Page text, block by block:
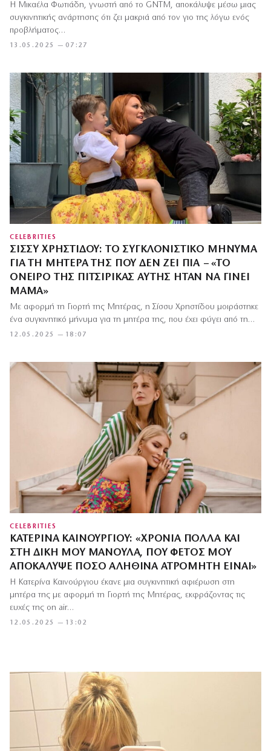
13.05.2025 — 07:27
Η Μικαέλα Φωτιάδη, γνωστή από το GNTM, αποκάλυψε μέσω μιας
συγκινητικής ανάρτησης ότι ζει μακριά από τον γιο της λόγω ενός
προβλήματος…
CELEBRITIES
ΣΊΣΣΥ ΧΡΗΣΤΊΔΟΥ: ΤΟ ΣΥΓΚΛΟΝΙΣΤΙΚΌ ΜΉΝΥΜΑ
ΓΙΑ ΤΗ ΜΗΤΈΡΑ ΤΗΣ ΠΟΥ ΔΕΝ ΖΕΙ ΠΙΑ – «ΤΟ
ΌΝΕΙΡΟ ΤΗΣ ΠΙΤΣΙΡΊΚΑΣ ΑΥΤΉΣ ΉΤΑΝ ΝΑ ΓΊΝΕΙ
ΜΑΜΆ»
12.05.2025 — 18:07
Με αφορμή τη Γιορτή της Μητέρας, η Σίσσυ Χρηστίδου μοιράστηκε
ένα συγκινητικό μήνυμα για τη μητέρα της, που έχει φύγει από τη…
CELEBRITIES
ΚΑΤΕΡΊΝΑ ΚΑΙΝΟΎΡΓΙΟΥ: «ΧΡΌΝΙΑ ΠΟΛΛΆ ΚΑΙ
ΣΤΗ ΔΙΚΉ ΜΟΥ ΜΑΝΟΎΛΑ, ΠΟΥ ΦΈΤΟΣ ΜΟΥ
ΑΠΟΚΆΛΥΨΕ ΠΌΣΟ ΑΛΗΘΙΝΆ ΑΤΡΌΜΗΤΗ ΕΊΝΑΙ»
12.05.2025 — 13:02
Η Κατερίνα Καινούργιου έκανε μια συγκινητική αφιέρωση στη
μητέρα της με αφορμή τη Γιορτή της Μητέρας, εκφράζοντας τις
ευχές της on air…